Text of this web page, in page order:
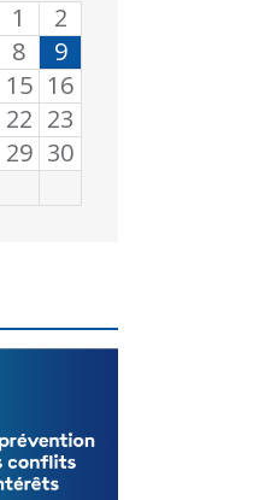
1
2
8
9
15 16
22 23
29 30